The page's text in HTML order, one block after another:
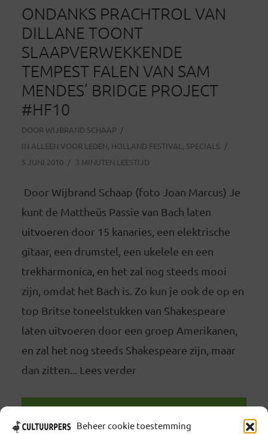
Beheer cookie toestemming
ONDANKS PRACHTROL VAN
DILLANE TOONT
SLAAPVERWEKKENDE
TEMPEST FALEN VAN SAM
MENDES’ BRIDGE PROJECT
#HF10
DOOR WIJBRAND SCHAAP
IN ALLEEN VOOR LEDEN, HOLLAND FESTIVAL , SPECIALS
5 JUNI 2010
3 MINUTEN LEESTIJD
Door Wijbrand Schaap (foto Joan Marcus) Je
kunt de Mattheüs Passie van Bach laten
uitvoeren door 15 kanaries, een elektrische
gitaar, een drumstel, een ukelele en een
trekharmonica, en het zal nog steeds mooi
zijn, omdat het Bach is. Zo kun je ook de op en
top Britse toneelstukken van Shakespeare
laten uitvoeren door een groep Amerikanen,
en zal het nog steeds Shakespeare zijn, maar
dan zitten... Lees verder